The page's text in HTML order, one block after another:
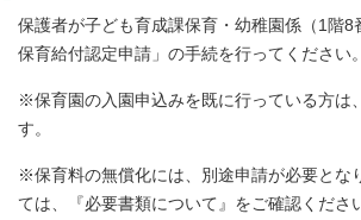
保護者が子ども育成課保育・幼稚園係（1階8
保育給付認定申請」の手続を行ってください。
※保育園の入園申込みを既に行っている方は
す。
※保育料の無償化には、別途申請が必要とな
ては、『必要書類について』をご確認くださ